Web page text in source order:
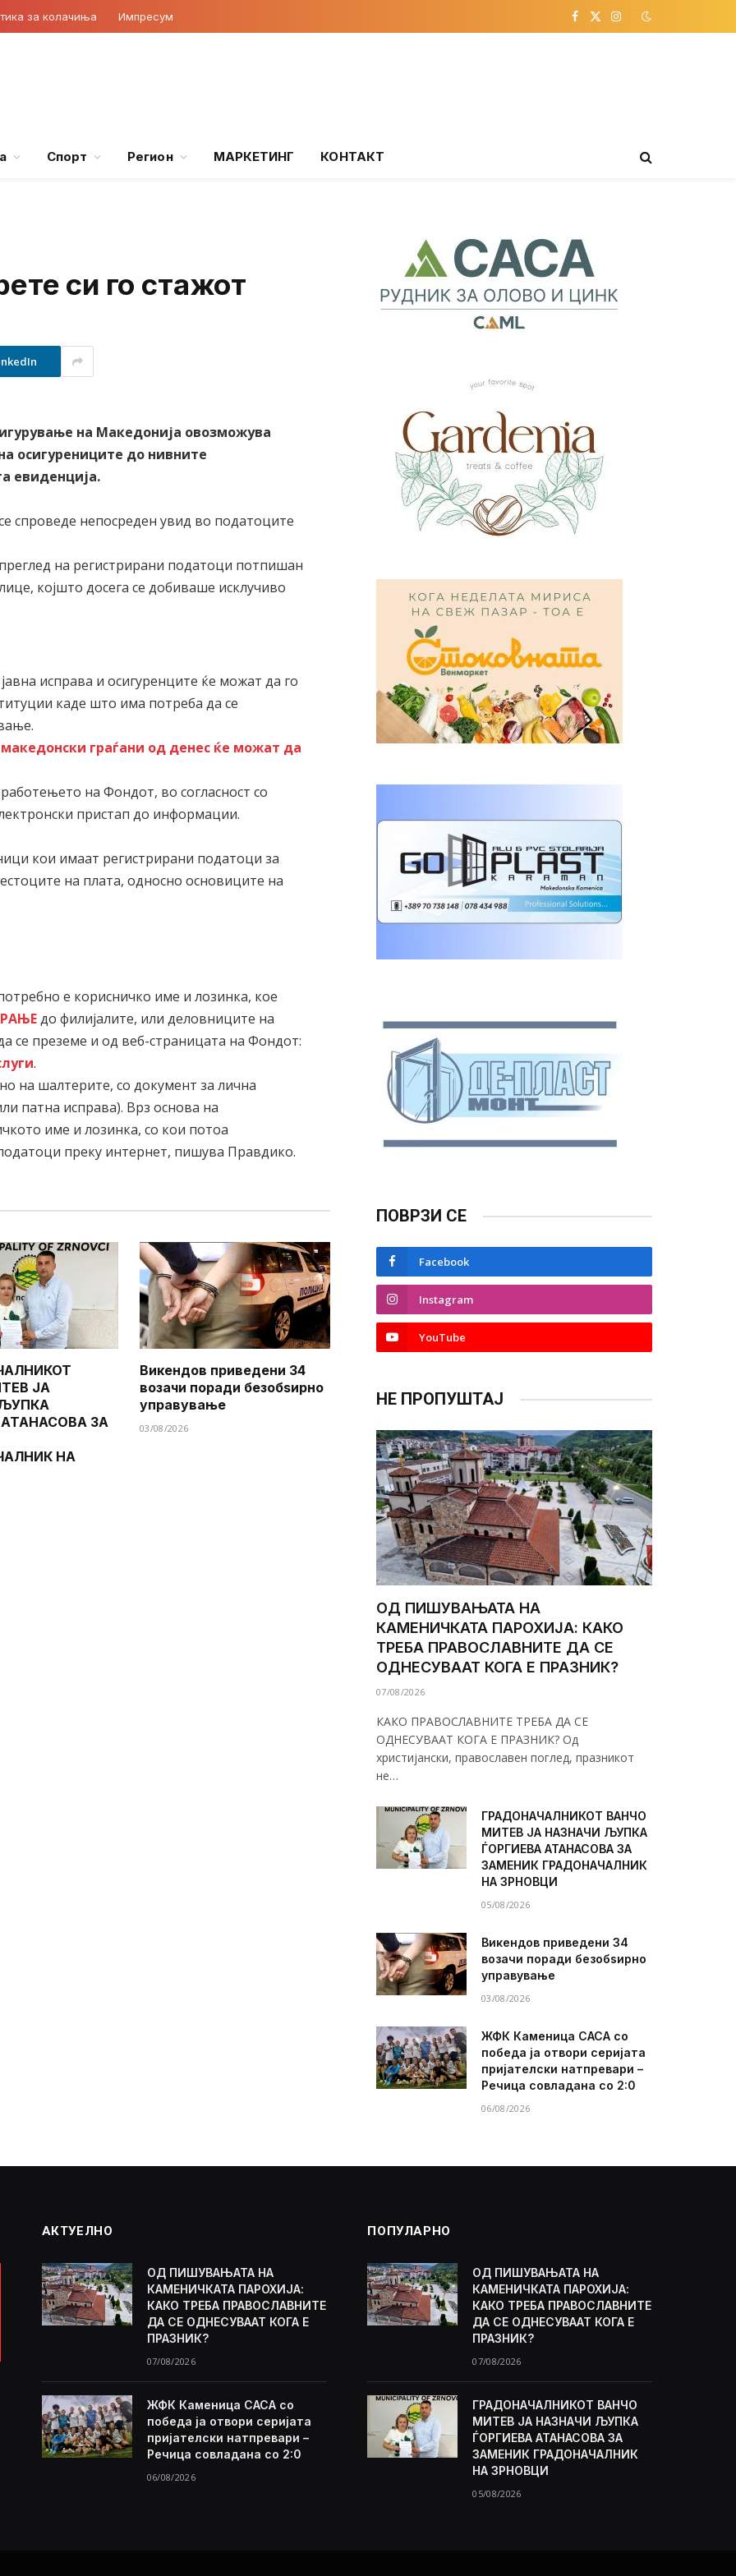
за колачиња Импресум Facebook
X
Instagram
Спорт Регион МАРКЕТИНГ КОНТАКТ
си го стажот
на Македонија овозможува
осигурениците до нивните
евиденција.
спроведе непосреден увид во податоците
на регистрирани податоци потпишан
којшто досега се добиваше исклучиво
исправа и осигуренците ќе можат да го
каде што има потреба да се
граѓани од денес ќе можат да
на Фондот, во согласност со
пристап до информации.
кои имаат регистрирани податоци за
на плата, односно основиците на
е корисничко име и лозинка, кое
до филијалите, или деловниците на
се преземе и од веб-страницата на Фондот:
.
на шалтерите, со документ за лична
патна исправа). Врз основа на
име и лозинка, со кои потоа
преку интернет, пишува Правдико.
ЈА
АТАНАСОВА ЗА
НА
Викендов приведени 34
возачи поради безобѕирно
управување
03/08/2026
ПОВРЗИ СЕ
Facebook
Instagram
YouTube
НЕ ПРОПУШТАЈ
ОД ПИШУВАЊАТА НА
КАМЕНИЧКАТА ПАРОХИЈА: КАКО
ТРЕБА ПРАВОСЛАВНИТЕ ДА СЕ
ОДНЕСУВААТ КОГА Е ПРАЗНИК?
07/08/2026
КАКО ПРАВОСЛАВНИТЕ ТРЕБА ДА СЕ
ОДНЕСУВААТ КОГА Е ПРАЗНИК? Од
христијански, православен поглед, празникот
не…
ГРАДОНАЧАЛНИКОТ ВАНЧО
МИТЕВ ЈА НАЗНАЧИ ЉУПКА
ЃОРГИЕВА АТАНАСОВА ЗА
ЗАМЕНИК ГРАДОНАЧАЛНИК
НА ЗРНОВЦИ
05/08/2026
Викендов приведени 34
возачи поради безобѕирно
управување
03/08/2026
ЖФК Каменица САСА со
победа ја отвори серијата
пријателски натпревари –
Речица совладана со 2:0
06/08/2026
АКТУЕЛНО
ОД ПИШУВАЊАТА НА
КАМЕНИЧКАТА ПАРОХИЈА:
КАКО ТРЕБА ПРАВОСЛАВНИТЕ
ДА СЕ ОДНЕСУВААТ КОГА Е
ПРАЗНИК?
07/08/2026
ЖФК Каменица САСА со
победа ја отвори серијата
пријателски натпревари –
Речица совладана со 2:0
06/08/2026
ПОПУЛАРНО
ОД ПИШУВАЊАТА НА
КАМЕНИЧКАТА ПАРОХИЈА:
КАКО ТРЕБА ПРАВОСЛАВНИТЕ
ДА СЕ ОДНЕСУВААТ КОГА Е
ПРАЗНИК?
07/08/2026
ГРАДОНАЧАЛНИКОТ ВАНЧО
МИТЕВ ЈА НАЗНАЧИ ЉУПКА
ЃОРГИЕВА АТАНАСОВА ЗА
ЗАМЕНИК ГРАДОНАЧАЛНИК
НА ЗРНОВЦИ
05/08/2026